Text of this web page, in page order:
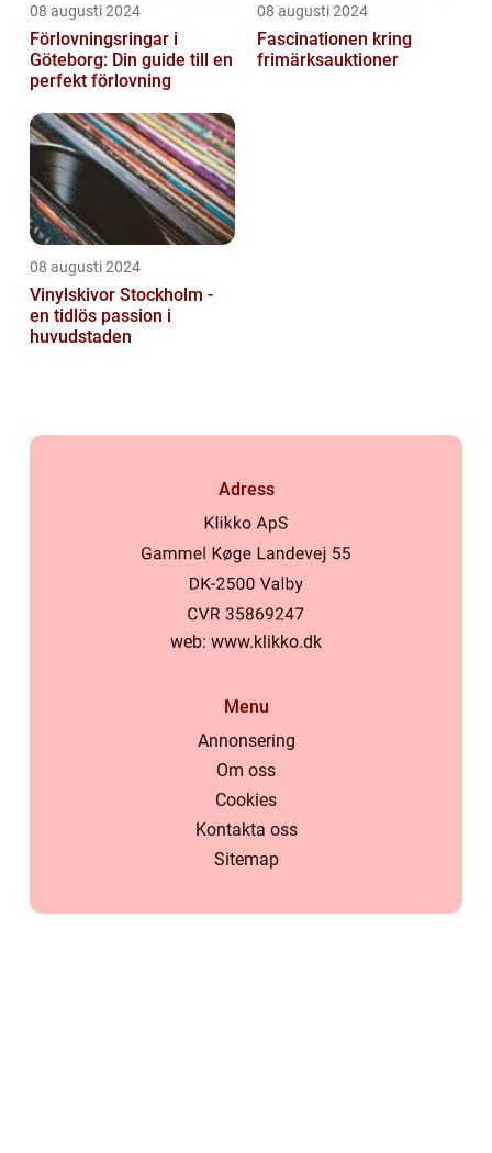
08 augusti 2024
Förlovningsringar i
Göteborg: Din guide till en
perfekt förlovning
08 augusti 2024
Fascinationen kring
frimärksauktioner
08 augusti 2024
Vinylskivor Stockholm -
en tidlös passion i
huvudstaden
Adress
web: www.klikko.dk
Menu
Annonsering
Om oss
Cookies
Kontakta oss
Sitemap